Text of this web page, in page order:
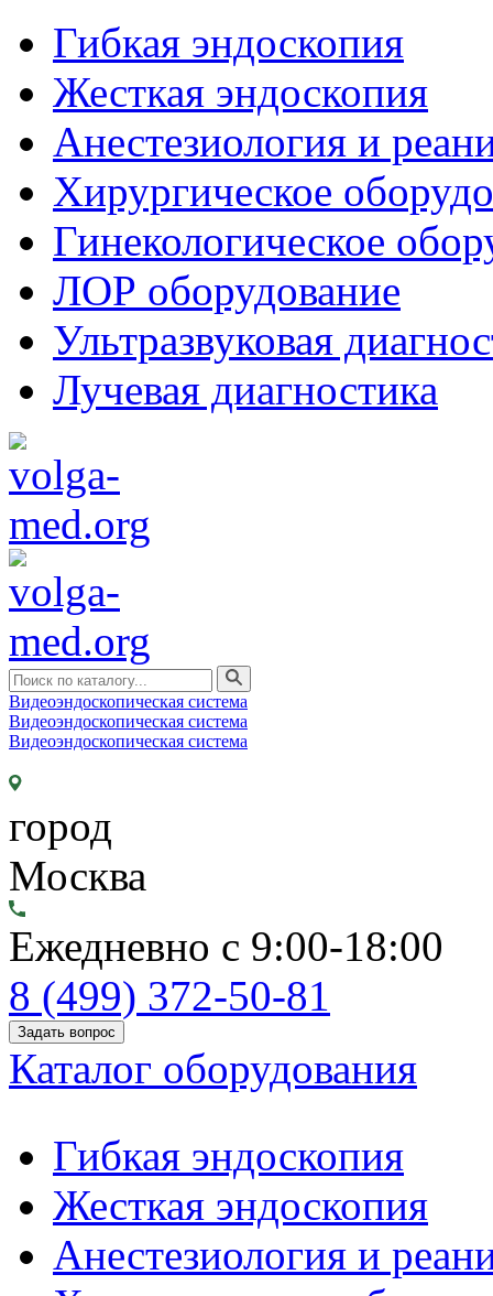
Гибкая эндоскопия
Жесткая эндоскопия
Анестезиология и
Хирургическое
Гинекологическое
ЛОР оборудование
Ультразвуковая
Лучевая диагностика
Видеоэндоскопическая система
Видеоэндоскопическая система
Видеоэндоскопическая система
город
Москва
Ежедневно с 9:00-18:00
8 (499) 372-50-81
Задать вопрос
Каталог оборудования
Гибкая эндоскопия
Жесткая эндоскопия
Анестезиология и